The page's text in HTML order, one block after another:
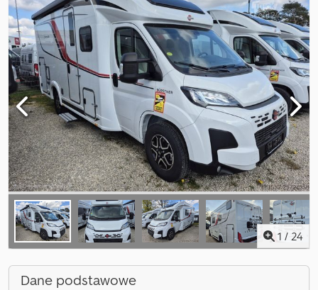
1 / 24
Dane podstawowe